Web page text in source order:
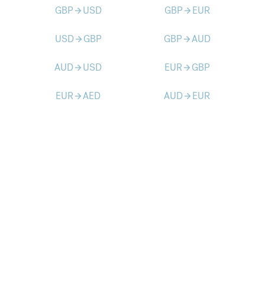
GBParrow_forward USD GBParrow_forward EUR
USDarrow_forward GBP GBParrow_forwardAUD
AUDarrow_forward USD EURarrow_forward GBP
EURarrow_forwardAED AUDarrow_forward EUR